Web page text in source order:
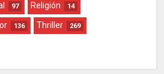
97 Religión 14
136 Thriller 269